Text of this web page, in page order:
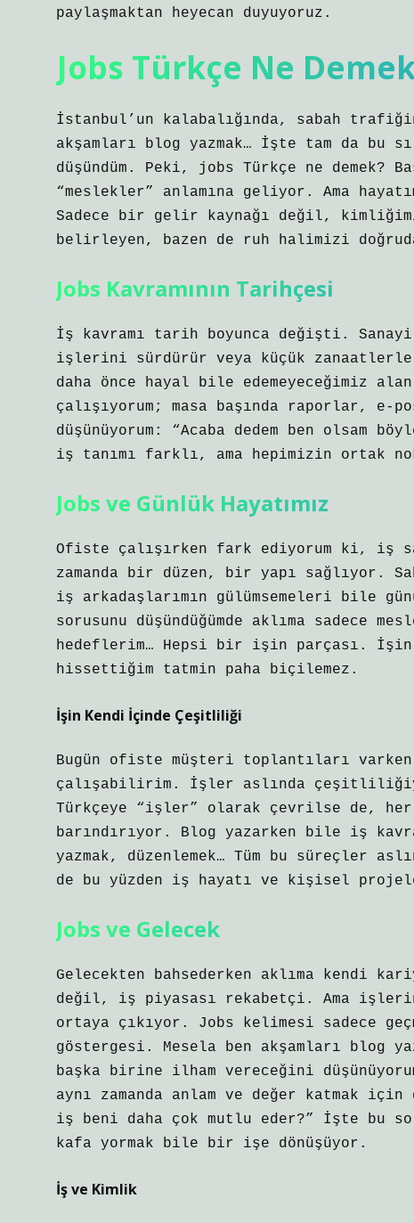
paylaşmaktan heyecan duyuyoruz.
Jobs Türkçe Ne
İstanbul’un kalabalığında, sabah
akşamları blog yazmak… İşte tam da bu
düşündüm. Peki, jobs Türkçe ne demek?
“meslekler” anlamına geliyor. Ama
Sadece bir gelir kaynağı değil,
belirleyen, bazen de ruh halimizi
Jobs Kavramının Tarihçesi
İş kavramı tarih boyunca değişti.
işlerini sürdürür veya küçük
daha önce hayal bile edemeyeceğimiz
çalışıyorum; masa başında raporlar, e-
düşünüyorum: “Acaba dedem ben olsam
iş tanımı farklı, ama hepimizin ortak
Jobs ve Günlük Hayatımız
Ofiste çalışırken fark ediyorum ki, iş
zamanda bir düzen, bir yapı sağlıyor.
iş arkadaşlarımın gülümsemeleri bile
sorusunu düşündüğümde aklıma sadece
hedeflerim… Hepsi bir işin parçası. İşin
hissettiğim tatmin paha biçilemez.
İşin Kendi İçinde Çeşitliliği
Bugün ofiste müşteri toplantıları
çalışabilirim. İşler aslında
Türkçeye “işler” olarak çevrilse de,
barındırıyor. Blog yazarken bile iş
yazmak, düzenlemek… Tüm bu süreçler
de bu yüzden iş hayatı ve kişisel
Jobs ve Gelecek
Gelecekten bahsederken aklıma kendi
değil, iş piyasası rekabetçi. Ama
ortaya çıkıyor. Jobs kelimesi sadece
göstergesi. Mesela ben akşamları blog
başka birine ilham vereceğini
aynı zamanda anlam ve değer katmak
iş beni daha çok mutlu eder?” İşte bu
kafa yormak bile bir işe dönüşüyor.
İş ve Kimlik